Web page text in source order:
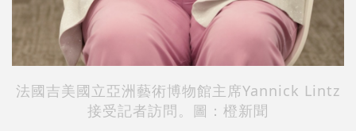
法國吉美國立亞洲藝術博物館主席Yannick Lintz
接受記者訪問。圖：橙新聞